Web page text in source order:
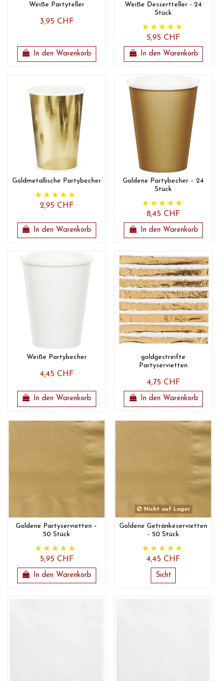
Weiße Partyteller
3,95 CHF
In den Warenkorb
Weiße Dessertteller - 24
Stück
5,95 CHF
In den Warenkorb
Goldmetallische Partybecher
2,95 CHF
In den Warenkorb
Goldene Partybecher – 24
Stück
8,45 CHF
In den Warenkorb
Weiße Partybecher
4,45 CHF
In den Warenkorb
goldgestreifte
Partyservietten
4,75 CHF
In den Warenkorb
Goldene Partyservietten –
50 Stück
5,95 CHF
In den Warenkorb
Nicht auf Lager
Goldene Getränkeservietten
- 50 Stück
4,45 CHF
Sicht